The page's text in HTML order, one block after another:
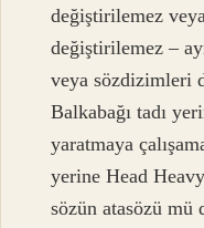
değiştirilemez
değiştirilemez –
veya sözdizimleri
Balkabağı tadı
yaratmaya
yerine Head
sözün atasözü mü